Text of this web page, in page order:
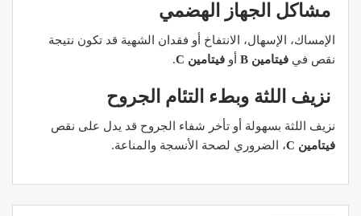
مشاكل الجهاز الهضمي
الإمساك، الإسهال، الانتفاخ أو فقدان الشهية قد تكون نتيجة
نقص في فيتامين B أو فيتامين C .
نزيف اللثة وبطء التئام الجروح
نزيف اللثة بسهولة أو تأخر شفاء الجروح قد يدل على نقص
فيتامين C
، الضروري لصحة الأنسجة والمناعة.